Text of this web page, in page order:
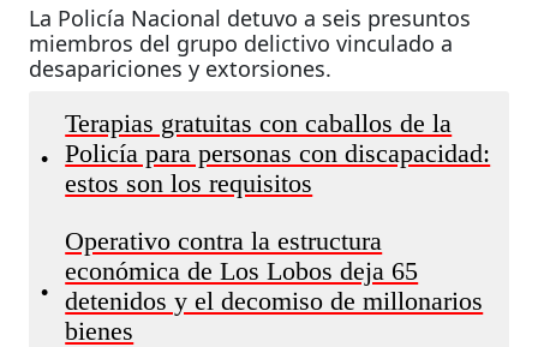
La Policía Nacional detuvo a seis presuntos
miembros del grupo delictivo vinculado a
desapariciones y extorsiones.
•
Terapias gratuitas con caballos de la
Policía para personas con discapacidad:
estos son los requisitos
•
Operativo contra la estructura
económica de Los Lobos deja 65
detenidos y el decomiso de millonarios
bienes